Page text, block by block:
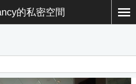
的私密空間